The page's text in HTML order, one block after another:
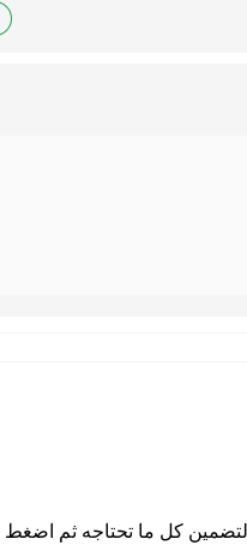
لتضمين كل ما تحتاجه ثم اضغط